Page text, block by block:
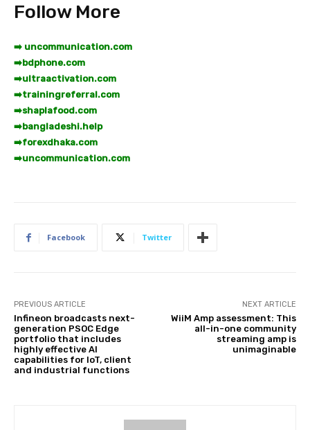
Follow More
➡️ uncommunication.com
➡️bdphone.com
➡️ultraactivation.com
➡️trainingreferral.com
➡️shaplafood.com
➡️bangladeshi.help
➡️forexdhaka.com
➡️uncommunication.com
Facebook Twitter
PREVIOUS ARTICLE
Infineon broadcasts next-
generation PSOC Edge
portfolio that includes
highly effective AI
capabilities for IoT, client
and industrial functions
NEXT ARTICLE
WiiM Amp assessment: This
all-in-one community
streaming amp is
unimaginable